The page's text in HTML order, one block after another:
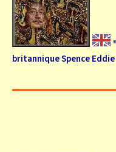
britannique Spence Eddie